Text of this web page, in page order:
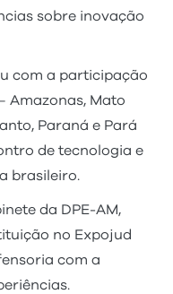
sobre inovação
com a participação
Amazonas, Mato
Paraná e Pará
de tecnologia e
brasileiro.
da DPE-AM,
no Expojud
com a